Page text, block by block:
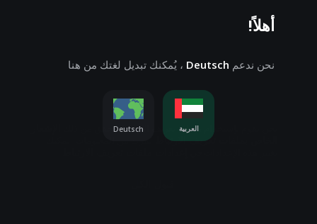
نحن نقوم بإستخدام ملفات تعريف الارتباط، تحقق من ذلك
الخاص بملفات تعريف الارتباط
أهلاً!
نحن ندعم Deutsch ، يُمكنك تبديل لغتك من هنا
العربية Deutsch